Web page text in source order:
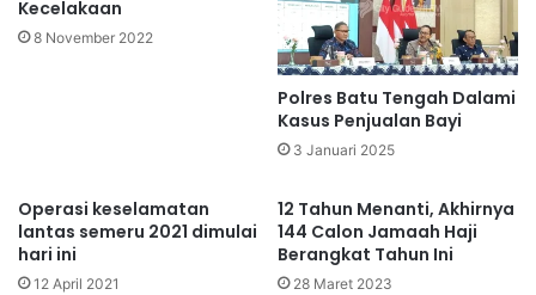
Kecelakaan
8 November 2022
Polres Batu Tengah Dalami
Kasus Penjualan Bayi
3 Januari 2025
Operasi keselamatan
lantas semeru 2021 dimulai
hari ini
12 April 2021
12 Tahun Menanti, Akhirnya
144 Calon Jamaah Haji
Berangkat Tahun Ini
28 Maret 2023